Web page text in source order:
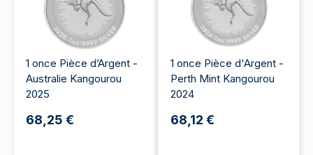
1 once Pièce d’Argent -
Australie Kangourou
2025
68,25 €
1 once Pièce d'Argent -
Perth Mint Kangourou
2024
68,12 €